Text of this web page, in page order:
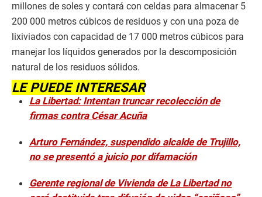
millones de soles y contará con celdas para almacenar 5
200 000 metros cúbicos de residuos y con una poza de
lixiviados con capacidad de 17 000 metros cúbicos para
manejar los líquidos generados por la descomposición
natural de los residuos sólidos.
LE PUEDE INTERESAR
La Libertad: Intentan truncar recolección de
firmas contra César Acuña
Arturo Fernández, suspendido alcalde de Trujillo,
no se presentó a juicio por difamación
Gerente regional de Vivienda de La Libertad no